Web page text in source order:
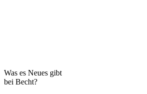
Was es Neues gibt
bei Becht?